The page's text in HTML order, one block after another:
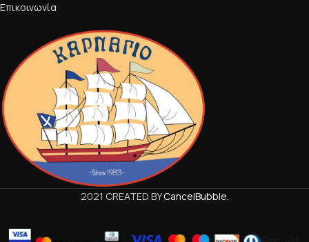
Επικοινωνία
2021 CREATED BYCancelBubble.